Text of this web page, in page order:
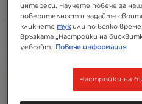
4 продукти
интереси. Научете повече за
поверителност и задайте
кликнете тукили по всяко
връзката „Настройки на
уебсайт. Повече информация
Настройки на